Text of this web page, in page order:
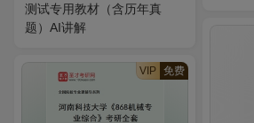
测试专用教材（含历年真
题）AI讲解
VIP 免费